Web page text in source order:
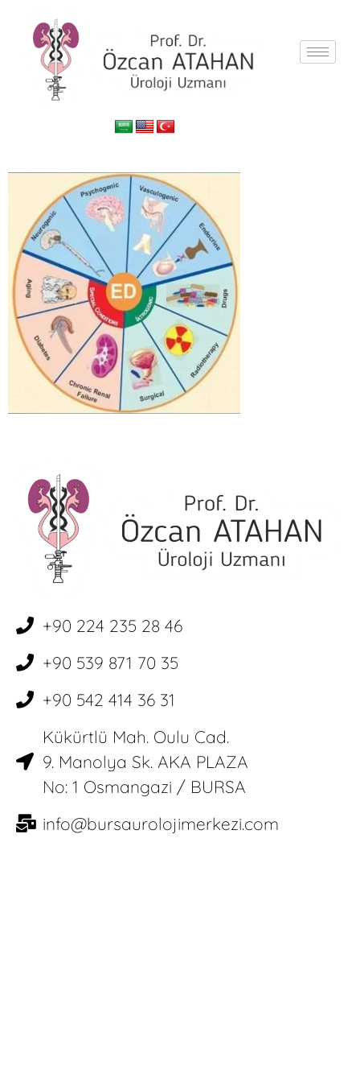
+90 224 235 28 46
+90 539 871 70 35
+90 542 414 36 31
Kükürtlü Mah. Oulu Cad.
9. Manolya Sk. AKA PLAZA
No: 1 Osmangazi / BURSA
info@bursaurolojimerkezi.com